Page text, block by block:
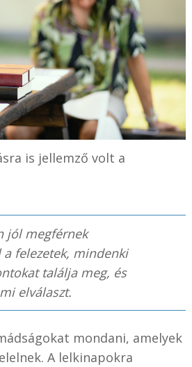
is jellemző volt a
jól megférnek
a felezetek, mindenki
találja meg, és
elválaszt.
mondani, amelyek
A lelkinapokra